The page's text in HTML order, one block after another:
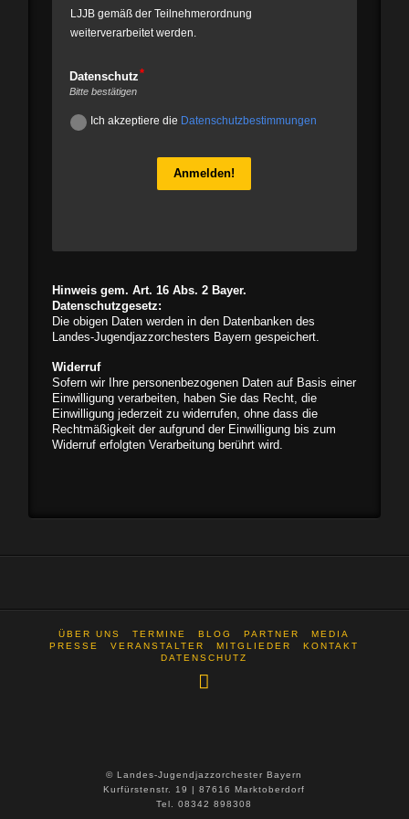
LJJB gemäß der Teilnehmerordnung
weiterverarbeitet werden.
Datenschutz
Bitte bestätigen
Ich akzeptiere die Datenschutzbestimmungen
Anmelden!
Hinweis gem. Art. 16 Abs. 2 Bayer.
Datenschutzgesetz:
Die obigen Daten werden in den Datenbanken des
Landes-Jugendjazzorchesters Bayern gespeichert.
Widerruf
Sofern wir Ihre personenbezogenen Daten auf Basis einer
Einwilligung verarbeiten, haben Sie das Recht, die
Einwilligung jederzeit zu widerrufen, ohne dass die
Rechtmäßigkeit der aufgrund der Einwilligung bis zum
Widerruf erfolgten Verarbeitung berührt wird.
ÜBER UNS TERMINE BLOG PARTNER
MEDIA
PRESSE
VERANSTALTER MITGLIEDER
KONTAKT
DATENSCHUTZ
© Landes-Jugendjazzorchester Bayern
Kurfürstenstr. 19 | 87616 Marktoberdorf
Tel. 08342 898308